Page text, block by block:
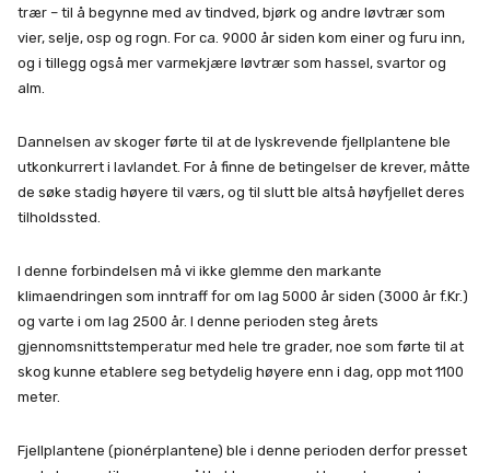
trær – til å begynne med av tindved, bjørk og andre løvtrær som
vier, selje, osp og rogn. For ca. 9000 år siden kom einer og furu inn,
og i tillegg også mer varmekjære løvtrær som hassel, svartor og
alm.
Dannelsen av skoger førte til at de lyskrevende fjellplantene ble
utkonkurrert i lavlandet. For å finne de betingelser de krever, måtte
de søke stadig høyere til værs, og til slutt ble altså høyfjellet deres
tilholdssted.
I denne forbindelsen må vi ikke glemme den markante
klimaendringen som inntraff for om lag 5000 år siden (3000 år f.Kr.)
og varte i om lag 2500 år. I denne perioden steg årets
gjennomsnittstemperatur med hele tre grader, noe som førte til at
skog kunne etablere seg betydelig høyere enn i dag, opp mot 1100
meter.
Fjellplantene (pionérplantene) ble i denne perioden derfor presset